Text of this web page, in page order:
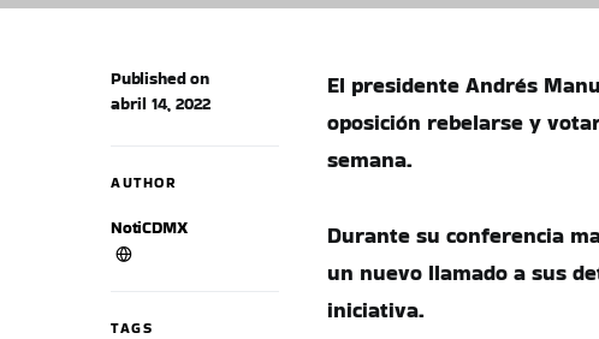
Published on
abril 14, 2022
AUTHOR
NotiCDMX
TAGS
El presidente Andrés
oposición rebelarse y
semana.
Durante su conferencia
un nuevo llamado a sus
iniciativa.